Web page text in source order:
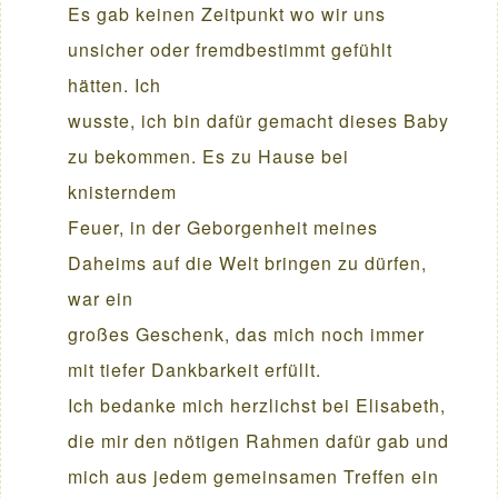
Es gab keinen Zeitpunkt wo wir uns
unsicher oder fremdbestimmt gefühlt
hätten. Ich
wusste, ich bin dafür gemacht dieses Baby
zu bekommen. Es zu Hause bei
knisterndem
Feuer, in der Geborgenheit meines
Daheims auf die Welt bringen zu dürfen,
war ein
großes Geschenk, das mich noch immer
mit tiefer Dankbarkeit erfüllt.
Ich bedanke mich herzlichst bei Elisabeth,
die mir den nötigen Rahmen dafür gab und
mich aus jedem gemeinsamen Treffen ein